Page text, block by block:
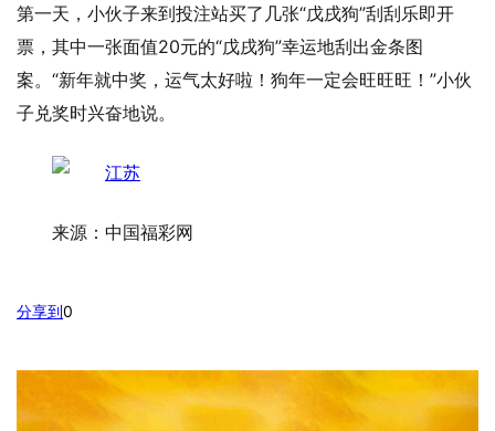
第一天，小伙子来到投注站买了几张“戊戌狗”刮刮乐即开
票，其中一张面值20元的“戊戌狗”幸运地刮出金条图
案。“新年就中奖，运气太好啦！狗年一定会旺旺旺！”小伙
子兑奖时兴奋地说。
来源：中国福彩网
分享到0